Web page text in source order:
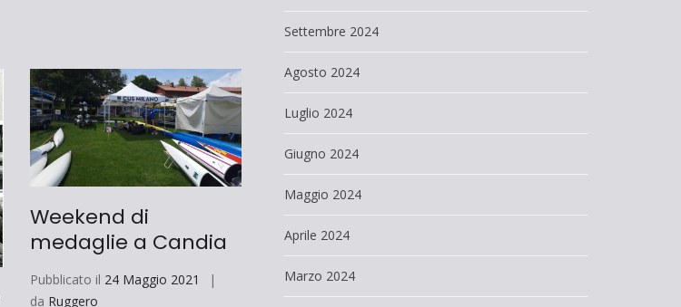
Weekend di
medaglie a Candia
Pubblicato il 24 Maggio 2021
da Ruggero
Settembre 2024
Agosto 2024
Luglio 2024
Giugno 2024
Maggio 2024
Aprile 2024
Marzo 2024